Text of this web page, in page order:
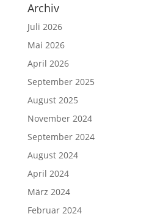
Archiv
Juli 2026
Mai 2026
April 2026
September 2025
August 2025
November 2024
September 2024
August 2024
April 2024
März 2024
Februar 2024